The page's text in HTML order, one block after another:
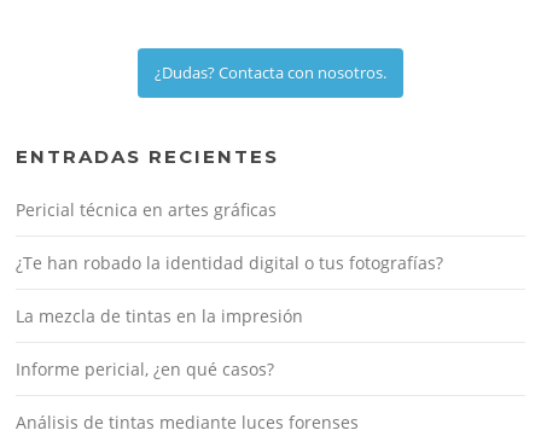
¿Dudas? Contacta con nosotros.
ENTRADAS RECIENTES
Pericial técnica en artes gráficas
¿Te han robado la identidad digital o tus fotografías?
La mezcla de tintas en la impresión
Informe pericial, ¿en qué casos?
Análisis de tintas mediante luces forenses